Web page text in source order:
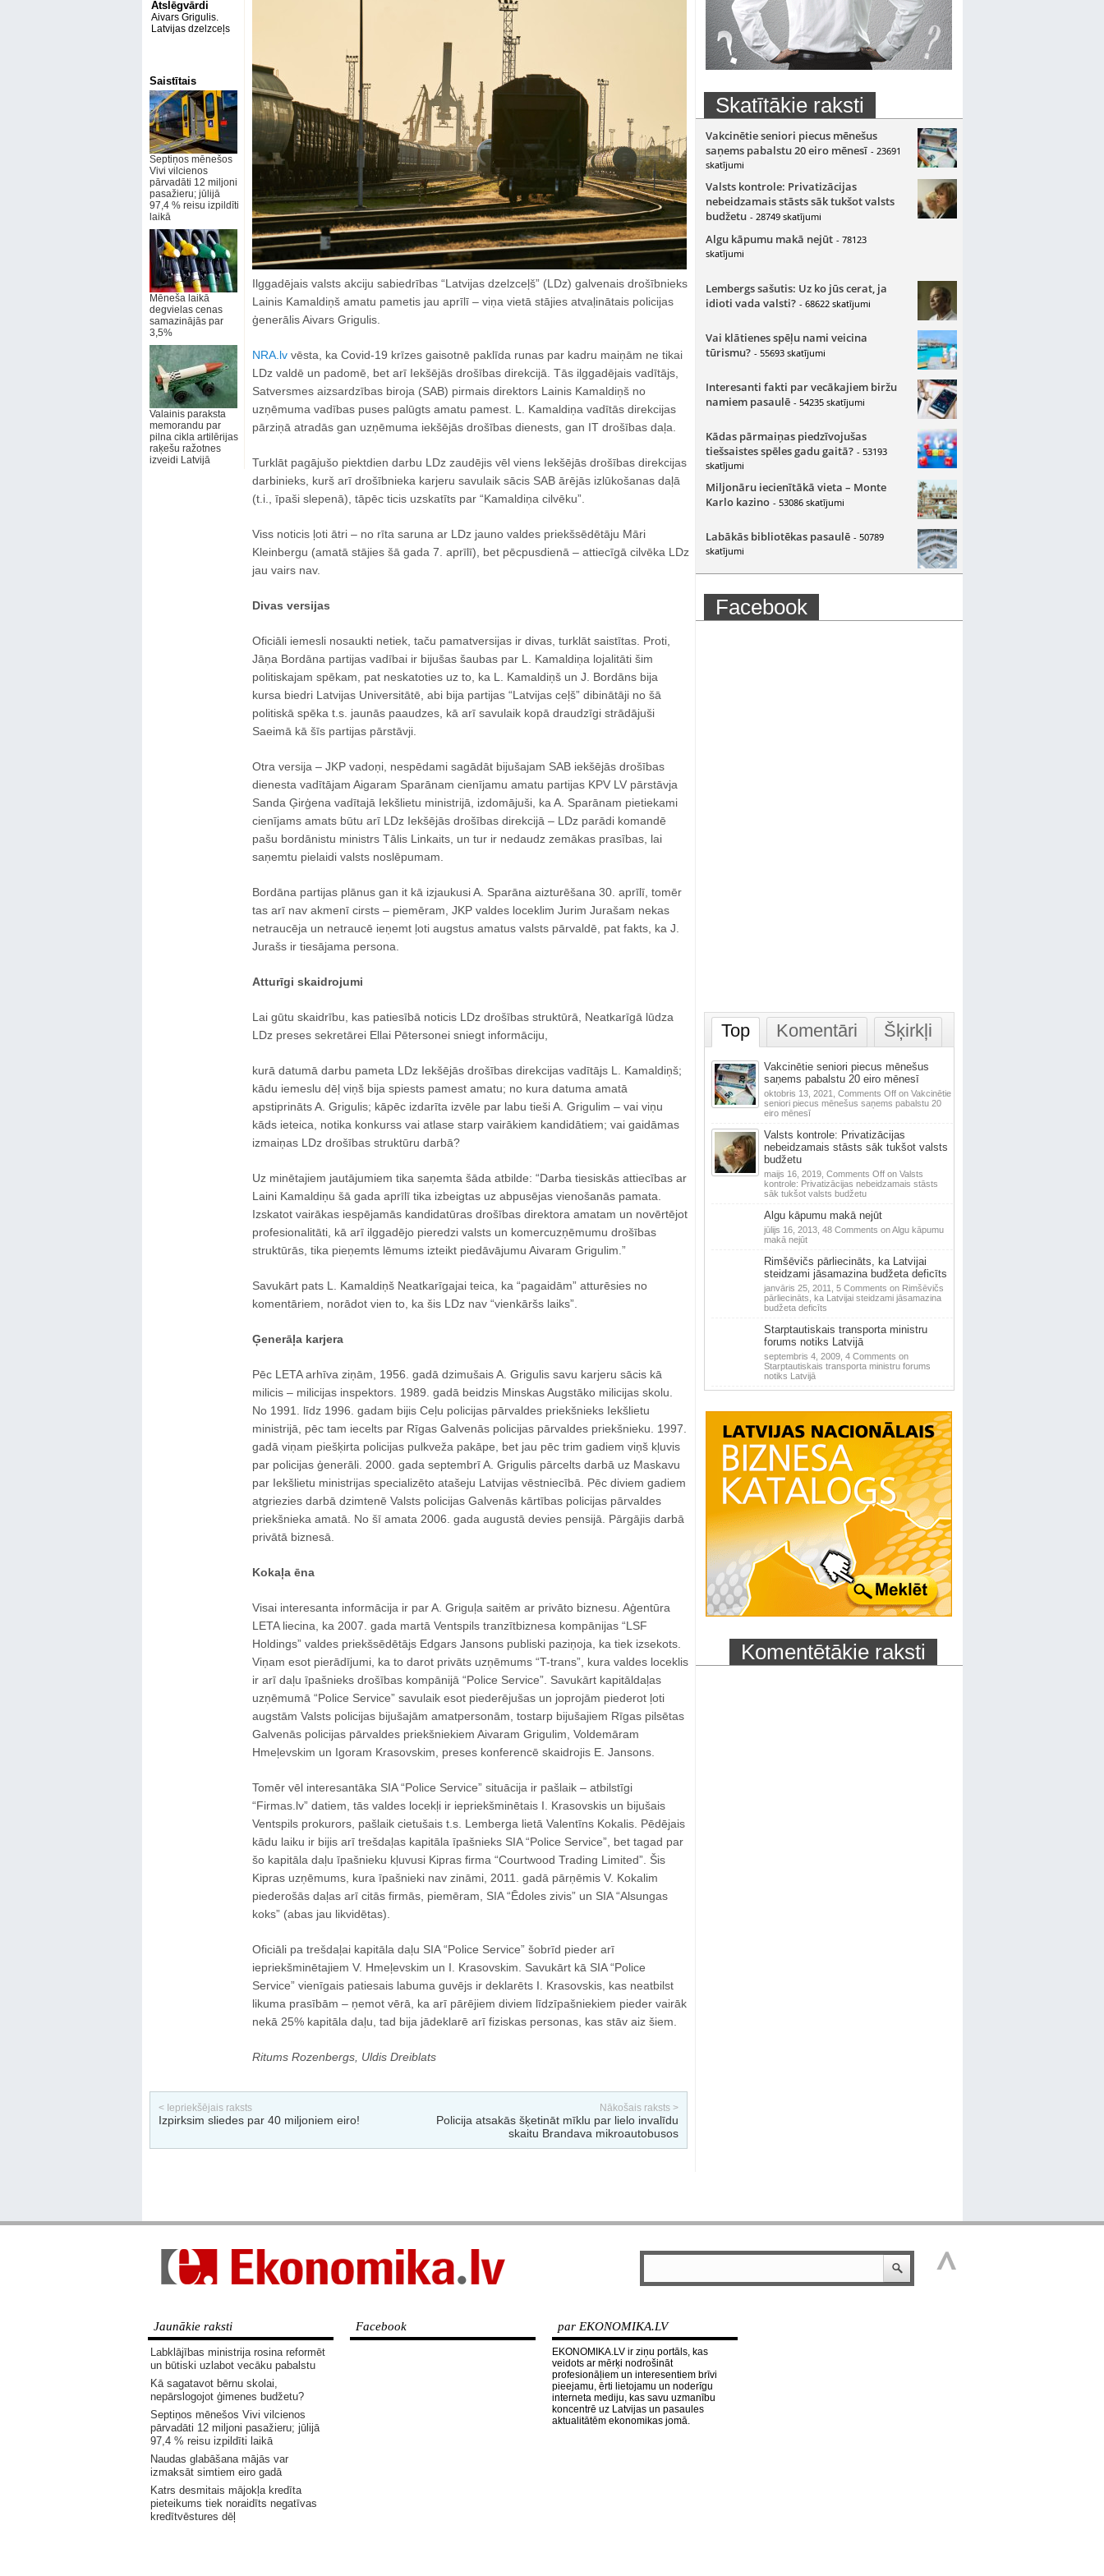
Atslēgvārdi
Aivars Grigulis.
Latvijas dzelzceļs
Saistītais
Septiņos mēnešos
Vivi vilcienos
pārvadāti 12 miljoni
pasažieru; jūlijā
97,4 % reisu izpildīti
laikā
Mēneša laikā
degvielas cenas
samazinājās par
3,5%
Valainis paraksta
memorandu par
pilna cikla artilērijas
raķešu ražotnes
izveidi Latvijā
Ilggadējais valsts akciju sabiedrības “Latvijas dzelzceļš” (LDz) galvenais drošībnieks
Lainis Kamaldiņš amatu pametis jau aprīlī – viņa vietā stājies atvaļinātais policijas
ģenerālis Aivars Grigulis.
NRA.lvvēsta, ka Covid-19 krīzes gaisotnē paklīda runas par kadru maiņām ne tikai
LDz valdē un padomē, bet arī Iekšējās drošības direkcijā. Tās ilggadējais vadītājs,
Satversmes aizsardzības biroja (SAB) pirmais direktors Lainis Kamaldiņš no
uzņēmuma vadības puses palūgts amatu pamest. L. Kamaldiņa vadītās direkcijas
pārziņā atradās gan uzņēmuma iekšējās drošības dienests, gan IT drošības daļa.
Turklāt pagājušo piektdien darbu LDz zaudējis vēl viens Iekšējās drošības direkcijas
darbinieks, kurš arī drošībnieka karjeru savulaik sācis SAB ārējās izlūkošanas daļā
(t.i., īpaši slepenā), tāpēc ticis uzskatīts par “Kamaldiņa cilvēku”.
Viss noticis ļoti ātri – no rīta saruna ar LDz jauno valdes priekšsēdētāju Māri
Kleinbergu (amatā stājies šā gada 7. aprīlī), bet pēcpusdienā ‒ attiecīgā cilvēka LDz
jau vairs nav.
Divas versijas
Oficiāli iemesli nosaukti netiek, taču pamatversijas ir divas, turklāt saistītas. Proti,
Jāņa Bordāna partijas vadībai ir bijušas šaubas par L. Kamaldiņa lojalitāti šim
politiskajam spēkam, pat neskatoties uz to, ka L. Kamaldiņš un J. Bordāns bija
kursa biedri Latvijas Universitātē, abi bija partijas “Latvijas ceļš” dibinātāji no šā
politiskā spēka t.s. jaunās paaudzes, kā arī savulaik kopā draudzīgi strādājuši
Saeimā kā šīs partijas pārstāvji.
Otra versija – JKP vadoņi, nespēdami sagādāt bijušajam SAB iekšējās drošības
dienesta vadītājam Aigaram Sparānam cienījamu amatu partijas KPV LV pārstāvja
Sanda Ģirģena vadītajā Iekšlietu ministrijā, izdomājuši, ka A. Sparānam pietiekami
cienījams amats būtu arī LDz Iekšējās drošības direkcijā ‒ LDz parādi komandē
pašu bordānistu ministrs Tālis Linkaits, un tur ir nedaudz zemākas prasības, lai
saņemtu pielaidi valsts noslēpumam.
Bordāna partijas plānus gan it kā izjaukusi A. Sparāna aizturēšana 30. aprīlī, tomēr
tas arī nav akmenī cirsts – piemēram, JKP valdes loceklim Jurim Jurašam nekas
netraucēja un netraucē ieņemt ļoti augstus amatus valsts pārvaldē, pat fakts, ka J.
Jurašs ir tiesājama persona.
Atturīgi skaidrojumi
Lai gūtu skaidrību, kas patiesībā noticis LDz drošības struktūrā, Neatkarīgā lūdza
LDz preses sekretārei Ellai Pētersonei sniegt informāciju,
kurā datumā darbu pameta LDz Iekšējās drošības direkcijas vadītājs L. Kamaldiņš;
kādu iemeslu dēļ viņš bija spiests pamest amatu; no kura datuma amatā
apstiprināts A. Grigulis; kāpēc izdarīta izvēle par labu tieši A. Grigulim ‒ vai viņu
kāds ieteica, notika konkurss vai atlase starp vairākiem kandidātiem; vai gaidāmas
izmaiņas LDz drošības struktūru darbā?
Uz minētajiem jautājumiem tika saņemta šāda atbilde: “Darba tiesiskās attiecības ar
Laini Kamaldiņu šā gada aprīlī tika izbeigtas uz abpusējas vienošanās pamata.
Izskatot vairākas iespējamās kandidatūras drošības direktora amatam un novērtējot
profesionalitāti, kā arī ilggadējo pieredzi valsts un komercuzņēmumu drošības
struktūrās, tika pieņemts lēmums izteikt piedāvājumu Aivaram Grigulim.”
Savukārt pats L. Kamaldiņš Neatkarīgajai teica, ka “pagaidām” atturēsies no
komentāriem, norādot vien to, ka šis LDz nav “vienkāršs laiks”.
Ģenerāļa karjera
Pēc LETA arhīva ziņām, 1956. gadā dzimušais A. Grigulis savu karjeru sācis kā
milicis – milicijas inspektors. 1989. gadā beidzis Minskas Augstāko milicijas skolu.
No 1991. līdz 1996. gadam bijis Ceļu policijas pārvaldes priekšnieks Iekšlietu
ministrijā, pēc tam iecelts par Rīgas Galvenās policijas pārvaldes priekšnieku. 1997.
gadā viņam piešķirta policijas pulkveža pakāpe, bet jau pēc trim gadiem viņš kļuvis
par policijas ģenerāli. 2000. gada septembrī A. Grigulis pārcelts darbā uz Maskavu
par Iekšlietu ministrijas specializēto atašeju Latvijas vēstniecībā. Pēc diviem gadiem
atgriezies darbā dzimtenē Valsts policijas Galvenās kārtības policijas pārvaldes
priekšnieka amatā. No šī amata 2006. gada augustā devies pensijā. Pārgājis darbā
privātā biznesā.
Kokaļa ēna
Visai interesanta informācija ir par A. Griguļa saitēm ar privāto biznesu. Aģentūra
LETA liecina, ka 2007. gada martā Ventspils tranzītbiznesa kompānijas “LSF
Holdings” valdes priekšsēdētājs Edgars Jansons publiski paziņoja, ka tiek izsekots.
Viņam esot pierādījumi, ka to darot privāts uzņēmums “T-trans”, kura valdes loceklis
ir arī daļu īpašnieks drošības kompānijā “Police Service”. Savukārt kapitāldaļas
uzņēmumā “Police Service” savulaik esot piederējušas un joprojām piederot ļoti
augstām Valsts policijas bijušajām amatpersonām, tostarp bijušajiem Rīgas pilsētas
Galvenās policijas pārvaldes priekšniekiem Aivaram Grigulim, Voldemāram
Hmeļevskim un Igoram Krasovskim, preses konferencē skaidrojis E. Jansons.
Tomēr vēl interesantāka SIA “Police Service” situācija ir pašlaik – atbilstīgi
“Firmas.lv” datiem, tās valdes locekļi ir iepriekšminētais I. Krasovskis un bijušais
Ventspils prokurors, pašlaik cietušais t.s. Lemberga lietā Valentīns Kokalis. Pēdējais
kādu laiku ir bijis arī trešdaļas kapitāla īpašnieks SIA “Police Service”, bet tagad par
šo kapitāla daļu īpašnieku kļuvusi Kipras firma “Courtwood Trading Limited”. Šis
Kipras uzņēmums, kura īpašnieki nav zināmi, 2011. gadā pārņēmis V. Kokalim
piederošās daļas arī citās firmās, piemēram, SIA “Ēdoles zivis” un SIA “Alsungas
koks” (abas jau likvidētas).
Oficiāli pa trešdaļai kapitāla daļu SIA “Police Service” šobrīd pieder arī
iepriekšminētajiem V. Hmeļevskim un I. Krasovskim. Savukārt kā SIA “Police
Service” vienīgais patiesais labuma guvējs ir deklarēts I. Krasovskis, kas neatbilst
likuma prasībām – ņemot vērā, ka arī pārējiem diviem līdzīpašniekiem pieder vairāk
nekā 25% kapitāla daļu, tad bija jādeklarē arī fiziskas personas, kas stāv aiz šiem.
Ritums Rozenbergs, Uldis Dreiblats
< Iepriekšējais raksts
Izpirksim sliedes par 40 miljoniem eiro!
Nākošais raksts >
Policija atsakās šķetināt mīklu par lielo invalīdu
skaitu Brandava mikroautobusos
Skatītākie raksti
Vakcinētie seniori piecus mēnešus
saņems pabalstu 20 eiro mēnesī - 23691
skatījumi
Valsts kontrole: Privatizācijas
nebeidzamais stāsts sāk tukšot valsts
budžetu - 28749 skatījumi
Algu kāpumu makā nejūt - 78123
skatījumi
Lembergs sašutis: Uz ko jūs cerat, ja
idioti vada valsti? - 68622 skatījumi
Vai klātienes spēļu nami veicina
tūrismu? - 55693 skatījumi
Interesanti fakti par vecākajiem biržu
namiem pasaulē - 54235 skatījumi
Kādas pārmaiņas piedzīvojušas
tiešsaistes spēles gadu gaitā? - 53193
skatījumi
Miljonāru iecienītākā vieta – Monte
Karlo kazino - 53086 skatījumi
Labākās bibliotēkas pasaulē - 50789
skatījumi
Facebook
Top Komentāri Šķirkļi
Vakcinētie seniori piecus mēnešus
saņems pabalstu 20 eiro mēnesī
oktobris 13, 2021, Comments Offon Vakcinētie
seniori piecus mēnešus saņems pabalstu 20
eiro mēnesī
Valsts kontrole: Privatizācijas
nebeidzamais stāsts sāk tukšot valsts
budžetu
maijs 16, 2019, Comments Offon Valsts
kontrole: Privatizācijas nebeidzamais stāsts
sāk tukšot valsts budžetu
Algu kāpumu makā nejūt
jūlijs 16, 2013, 48 Comments on Algu kāpumu
makā nejūt
Rimšēvičs pārliecināts, ka Latvijai
steidzami jāsamazina budžeta deficīts
janvāris 25, 2011, 5 Comments on Rimšēvičs
pārliecināts, ka Latvijai steidzami jāsamazina
budžeta deficīts
Starptautiskais transporta ministru
forums notiks Latvijā
septembris 4, 2009, 4 Comments on
Starptautiskais transporta ministru forums
notiks Latvijā
Komentētākie raksti
Jaunākie raksti
Labklājības ministrija rosina reformēt
un būtiski uzlabot vecāku pabalstu
Kā sagatavot bērnu skolai,
nepārslogojot ģimenes budžetu?
Septiņos mēnešos Vivi vilcienos
pārvadāti 12 miljoni pasažieru; jūlijā
97,4 % reisu izpildīti laikā
Naudas glabāšana mājās var
izmaksāt simtiem eiro gadā
Katrs desmitais mājokļa kredīta
pieteikums tiek noraidīts negatīvas
kredītvēstures dēļ
Facebook par EKONOMIKA.LV
EKONOMIKA.LV ir ziņu portāls, kas
veidots ar mērķi nodrošināt
profesionāļiem un interesentiem brīvi
pieejamu, ērti lietojamu un noderīgu
interneta mediju, kas savu uzmanību
koncentrē uz Latvijas un pasaules
aktualitātēm ekonomikas jomā.